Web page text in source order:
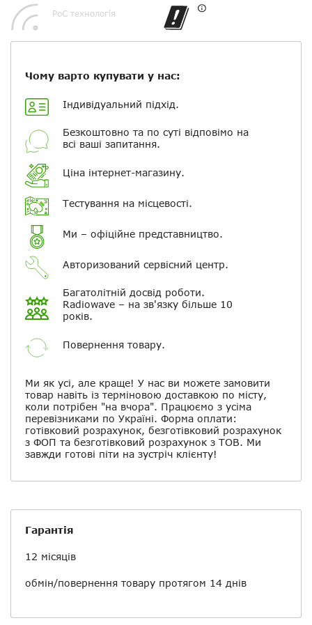
PoC технологія
Чому варто купувати у нас:
Індивідуальний підхід.
Безкоштовно та по суті відповімо на
всі ваші запитання.
Ціна інтернет-магазину.
Тестування на місцевості.
Ми – офіційне представництво.
Авторизований сервісний центр.
Багатолітній досвід роботи.
Radiowave – на зв'язку більше 10
років.
Повернення товару.
Ми як усі, але краще! У нас ви можете замовити
товар навіть із терміновою доставкою по місту,
коли потрібен "на вчора". Працюємо з усіма
перевізниками по Україні. Форма оплати:
готівковий розрахунок, безготівковий розрахунок
з ФОП та безготівковий розрахунок з ТОВ. Ми
завжди готові піти на зустріч клієнту!
Гарантія
12 місяців
обмін/повернення товару протягом 14 днів
Посилання на відео з Youtube:
Додати фотографії
Ваше ім'я
Електронна пошта
Повідомляти про відповіді по
електронній пошті
Скасувати Залишити відгук